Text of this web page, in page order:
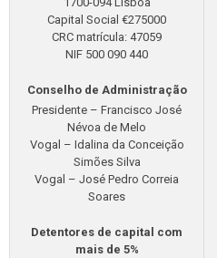
Capital Social €275000
CRC matrícula: 47059
NIF 500 090 440
Conselho de Administração
Presidente – Francisco José
Névoa de Melo
Vogal – Idalina da Conceição
Simões Silva
Vogal – José Pedro Correia
Soares
Detentores de capital com
mais de 5%